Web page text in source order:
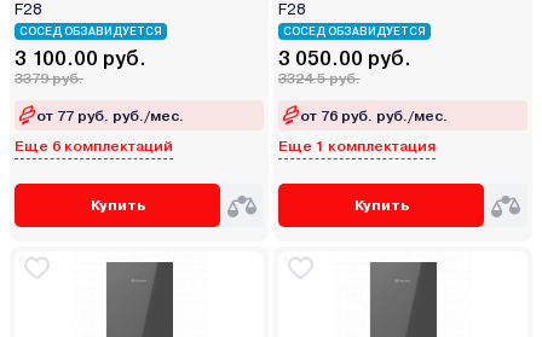
F28
СОСЕД ОБЗАВИДУЕТСЯ
3 100.00 руб.
3379 руб.
от 77 руб. руб./мес.
Еще 6 комплектаций
Купить
F28
СОСЕД ОБЗАВИДУЕТСЯ
3 050.00 руб.
3324.5 руб.
от 76 руб. руб./мес.
Еще 1 комплектация
Купить